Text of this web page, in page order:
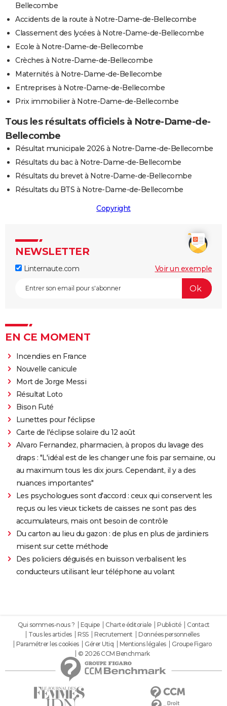
Bellecombe
Accidents de la route à Notre-Dame-de-Bellecombe
Classement des lycées à Notre-Dame-de-Bellecombe
Ecole à Notre-Dame-de-Bellecombe
Crèches à Notre-Dame-de-Bellecombe
Maternités à Notre-Dame-de-Bellecombe
Entreprises à Notre-Dame-de-Bellecombe
Prix immobilier à Notre-Dame-de-Bellecombe
Tous les résultats officiels à Notre-Dame-de-
Bellecombe
Résultat municipale 2026 à Notre-Dame-de-Bellecombe
Résultats du bac à Notre-Dame-de-Bellecombe
Résultats du brevet à Notre-Dame-de-Bellecombe
Résultats du BTS à Notre-Dame-de-Bellecombe
Copyright
NEWSLETTER
Linternaute.com Voir un exemple
EN CE MOMENT
Incendies en France
Nouvelle canicule
Mort de Jorge Messi
Résultat Loto
Bison Futé
Lunettes pour l'éclipse
Carte de l'éclipse solaire du 12 août
Alvaro Fernandez, pharmacien, à propos du lavage des
draps : "L'idéal est de les changer une fois par semaine, ou
au maximum tous les dix jours. Cependant, il y a des
nuances importantes"
Les psychologues sont d'accord : ceux qui conservent les
reçus ou les vieux tickets de caisses ne sont pas des
accumulateurs, mais ont besoin de contrôle
Du carton au lieu du gazon : de plus en plus de jardiniers
misent sur cette méthode
Des policiers déguisés en buisson verbalisent les
conducteurs utilisant leur téléphone au volant
Qui sommes-nous ? Equipe Charte éditoriale Publicité
Contact
Tous les articles
RSS Recrutement
Données personnelles
Paramétrer les cookies
Gérer Utiq Mentions légales
Groupe Figaro
© 2026 CCM Benchmark